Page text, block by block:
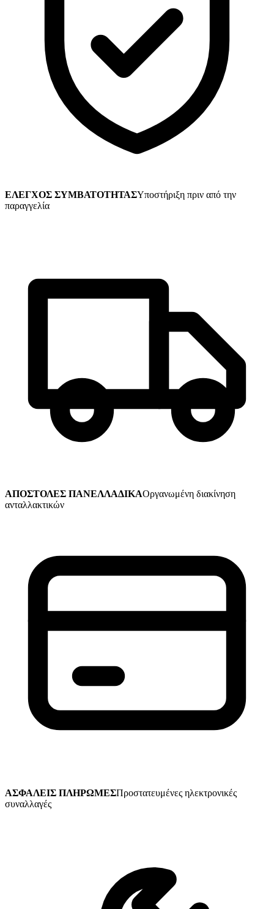
ΕΛΕΓΧΟΣ ΣΥΜΒΑΤΟΤΗΤΑΣΥποστήριξη πριν από την
παραγγελία
ΑΠΟΣΤΟΛΕΣ ΠΑΝΕΛΛΑΔΙΚΑΟργανωμένη διακίνηση
ανταλλακτικών
ΑΣΦΑΛΕΙΣ ΠΛΗΡΩΜΕΣΠροστατευμένες ηλεκτρονικές
συναλλαγές